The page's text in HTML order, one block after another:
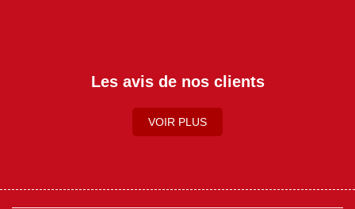
Les avis de nos clients
VOIR PLUS